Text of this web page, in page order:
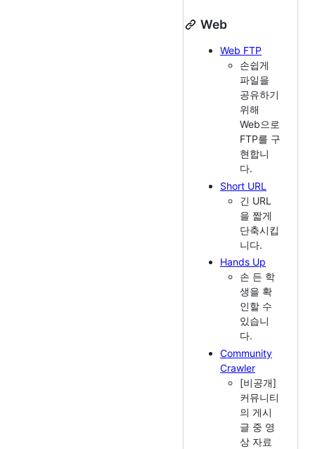
Web
Web FTP
손쉽게
파일을
공유하기
위해
Web으로
FTP를 구
현합니
다.
Short URL
긴 URL
을 짧게
단축시킵
니다.
Hands Up
손 든 학
생을 확
인할 수
있습니
다.
Community
Crawler
[비공개]
커뮤니티
의 게시
글 중 영
상 자료